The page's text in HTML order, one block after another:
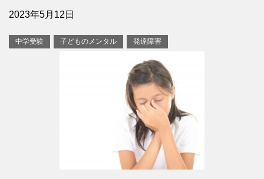
2023年5月12日
中学受験 子どものメンタル 発達障害